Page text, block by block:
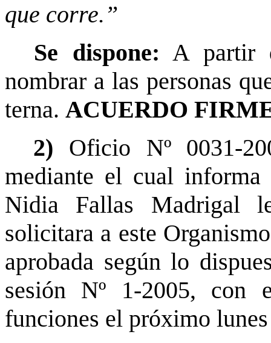
que corre.”
Se dispone: A partir
nombrar a las personas
terna. ACUERDO
2) Oficio Nº 0031-
mediante el cual
Nidia Fallas Madrigal
solicitara a este
aprobada según lo
sesión Nº 1-2005, con
funciones el próximo